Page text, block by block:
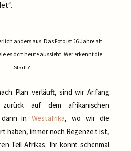
anders aus. Das Foto ist 26 Jahre alt
es dort heute aussieht. Wer erkennt die
Stadt?
Plan verläuft, sind wir Anfang
auf dem afrikanischen
dann inWestafrika, wo wir die
haben, immer noch Regenzeit ist,
Teil Afrikas. Ihr könnt schonmal